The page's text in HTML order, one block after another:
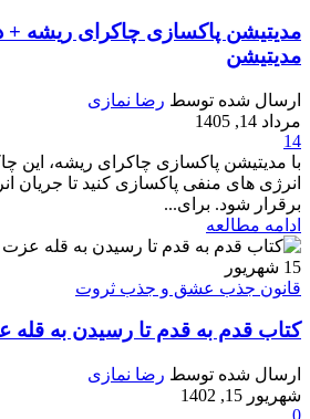
مدیتیشن پاکسازی چاکرای ریشه +
مدیتیشن
ارسال شده توسط رضا نمازی
مرداد 14, 1405
14
با مدیتیشن پاکسازی چاکرای ریشه، این
انرژی های منفی پاکسازی کنید تا جریان
برقرار شود. برای...
ادامه مطالعه
15 شهریور
قانون جذب عشق و جذب ثروت
کتاب قدم به قدم تا رسیدن به
ارسال شده توسط رضا نمازی
شهریور 15, 1402